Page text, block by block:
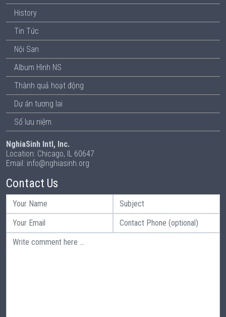
History
Tin Tức
Nội San
Album Hình NS
Thành quả hoạt động
Dự án tương lai
Sổ lưu niệm
NghiaSinh Intl, Inc.
Location: Chicago, IL 60647
Email: info@nghiasinh.org
Contact Us